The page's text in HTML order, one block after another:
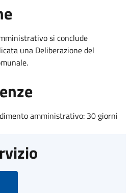
si conclude
una Deliberazione del
amministrativo: 30 giorni